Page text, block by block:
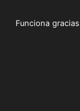
Funciona